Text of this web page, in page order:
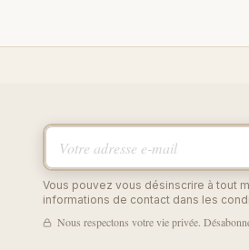
Votre adresse e-mail
Vous pouvez vous désinscrire à tout
informations de contact dans les
Nous respectons votre vie privée.